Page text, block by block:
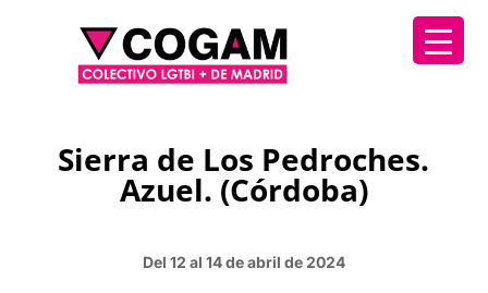
Sierra de Los Pedroches.
Azuel. (Córdoba)
Del 12 al 14 de abril de 2024